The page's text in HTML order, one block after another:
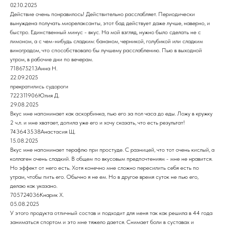
02.10.2025
Действие очень понравилось! Действительно расслабляет. Периодически
вынуждена получать миорелаксанты, этот бад действует даже лучше, наверно, и
быстро. Единственный минус - вкус. На мой взгляд, нужно было сделать не с
лимоном, а с чем-нибудь сладким: бананом, черникой, голубикой или сладким
виноградом, что способствовало бы лучшему расслаблению. Пью в выходной
утром, в рабочие дни по вечерам.
718675213Анна Н.
22.09.2025
прекратились судороги
722311906Юлия Д.
29.08.2025
Вкус мне напоминает как аскорбинка, пью его за пол часа до еды. Ложу в кружку
2 ч.л. и мне хватает, допила уже его и хочу сказать, что есть результат!
743643538Анастасия Щ.
15.08.2025
Вкус мне напоминает терафлю при простуде. С разницей, что тот очень кислый, а
коллаген очень сладкий. В общем по вкусовым предпочтениям - мне не нравится.
Но эффект от него есть. Хотя конечно мне сложно пересилить себя есть по
утрам, чтобы пить его. Обычно я не ем. Но в другое время суток не пью его,
делаю как указано.
705724036Кнарик Х.
05.08.2025
У этого продукта отличный состав и подходит для меня так как решила в 44 года
заниматься спортом и это мне тяжело дается. Снимает боли в суставах и